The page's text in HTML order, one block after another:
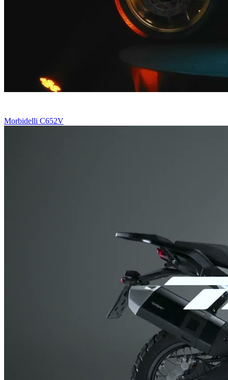
Morbidelli C652V